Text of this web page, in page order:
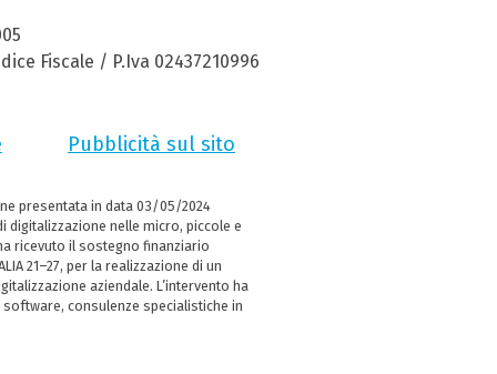
Fiscale / P.Iva 02437210996
Pubblicità sul sito
presentata in data 03/05/2024
digitalizzazione nelle micro, piccole e
ricevuto il sostegno finanziario
21–27, per la realizzazione di un
aziendale. L’intervento ha
consulenze specialistiche in